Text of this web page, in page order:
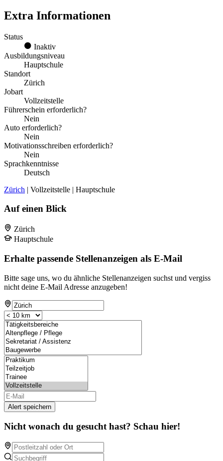
Extra Informationen
Status
Inaktiv
Ausbildungsniveau
Hauptschule
Standort
Zürich
Jobart
Vollzeitstelle
Führerschein erforderlich?
Nein
Auto erforderlich?
Nein
Motivationsschreiben erforderlich?
Nein
Sprachkenntnisse
Deutsch
Zürich | Vollzeitstelle | Hauptschule
Auf einen Blick
Zürich
Hauptschule
Erhalte passende Stellenanzeigen als E-Mail
Bitte sage uns, wo du ähnliche Stellenanzeigen suchst und vergiss
nicht deine E-Mail Adresse anzugeben!
Alert speichern
Nicht wonach du gesucht hast? Schau hier!